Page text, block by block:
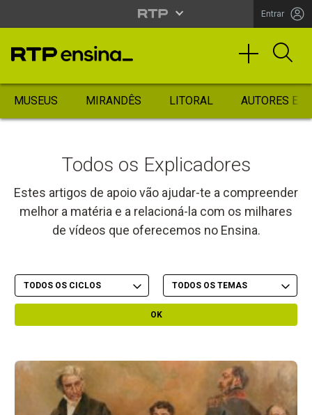
Entrar
MUSEUS MIRANDÊS LITORAL AUTORES
Todos os Explicadores
Estes artigos de apoio vão ajudar-te a compreender
melhor a matéria e a relacioná-la com os milhares
de vídeos que oferecemos no Ensina.
Filtrar por Ciclo Filtrar por Tema
OK